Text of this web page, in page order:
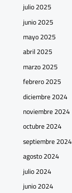
julio 2025
junio 2025
mayo 2025
abril 2025
marzo 2025
febrero 2025
diciembre 2024
noviembre 2024
octubre 2024
septiembre 2024
agosto 2024
julio 2024
junio 2024